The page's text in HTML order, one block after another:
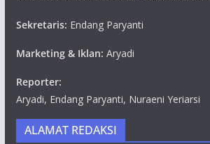
Sekretaris: Endang Paryanti
Marketing & Iklan: Aryadi
Reporter:
Aryadi, Endang Paryanti, Nuraeni Yeriarsi
ALAMAT REDAKSI